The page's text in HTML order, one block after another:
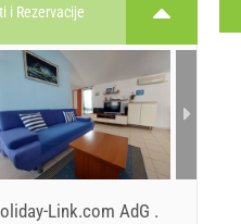
i Rezervacije
Link.com AdG .